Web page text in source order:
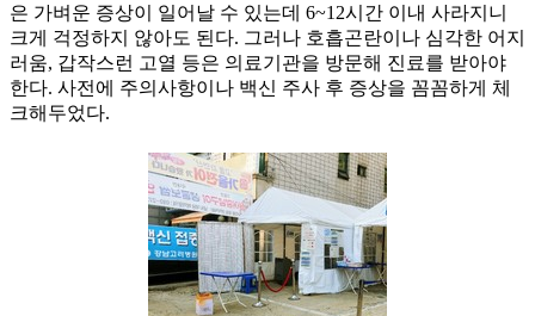
은 가벼운 증상이 일어날 수 있는데 6~12시간 이내 사라지니
크게 걱정하지 않아도 된다. 그러나 호흡곤란이나 심각한 어지
러움, 갑작스런 고열 등은 의료기관을 방문해 진료를 받아야
한다. 사전에 주의사항이나 백신 주사 후 증상을 꼼꼼하게 체
크해두었다.